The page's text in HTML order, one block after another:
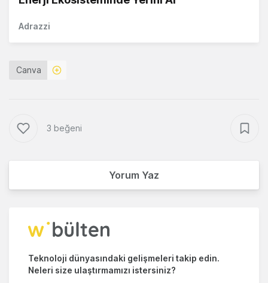
Adrazzi
Canva
3 beğeni
Yorum Yaz
Teknoloji dünyasındaki gelişmeleri takip edin.
Neleri size ulaştırmamızı istersiniz?